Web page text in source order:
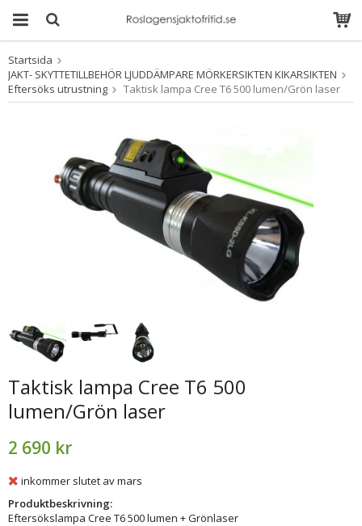
Produkten har blivit
tillagd i varukorgen
Startsida
JAKT- SKYTTETILLBEHÖR LJUDDÄMPARE MÖRKERSIKTEN KIKARSIKTEN
Eftersöks utrustning
Taktisk lampa Cree T6 500 lumen/Grön laser
Taktisk lampa Cree T6 500
lumen/Grön laser
2 690 kr
inkommer slutet av mars
Produktbeskrivning:
Eftersökslampa Cree T6 500 lumen + Grönlaser